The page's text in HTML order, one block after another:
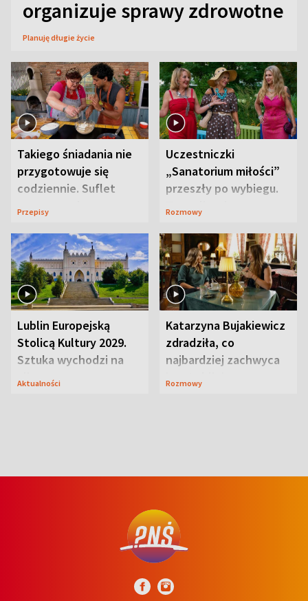
organizuje sprawy zdrowotne
Planuję długie życie
Takiego śniadania nie
przygotowuje się
codziennie. Suflet
serowy zachwyca
Przepisy
Uczestniczki
„Sanatorium miłości”
przeszły po wybiegu.
Te stylizacje
Rozmowy
Lublin Europejską
Stolicą Kultury 2029.
Sztuka wychodzi na
ulice
Aktualności
Katarzyna Bujakiewicz
zdradziła, co
najbardziej zachwyca
ją w Lublinie
Rozmowy